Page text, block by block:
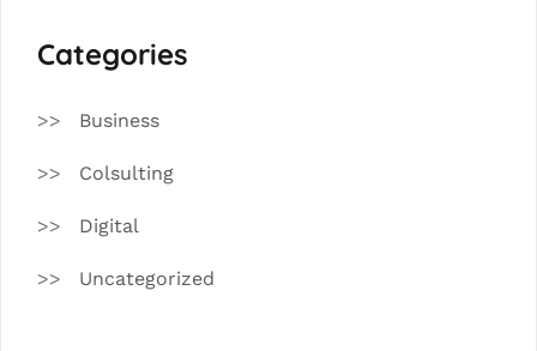
Categories
Business
Colsulting
Digital
Uncategorized